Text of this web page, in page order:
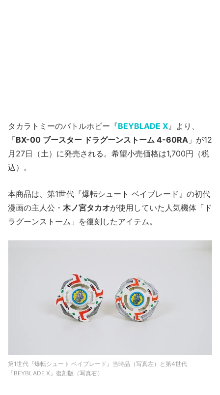
タカラトミーのバトルホビー『BEYBLADE X』より、
「BX-00 ブースター ドラグーンストーム 4-60RA 」が12
月27日（土）に発売される。希望小売価格は1,700円（税
込）。
本商品は、第1世代『爆転シュート ベイブレード』の初代
漫画の主人公・ 木ノ宮タカオが使用していた人気機体「ド
ラグーンストーム」を復刻したアイテム。
第1世代『爆転シュート ベイブレード』当時品（写真左）と第4世代
『BEYBLADE X』復刻版（写真右）